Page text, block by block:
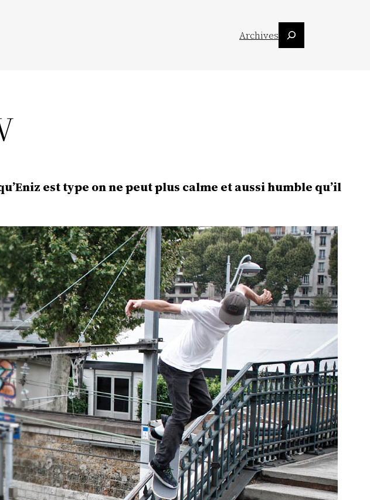
Archives Suchen
est type on ne peut plus calme et aussi humble qu’il